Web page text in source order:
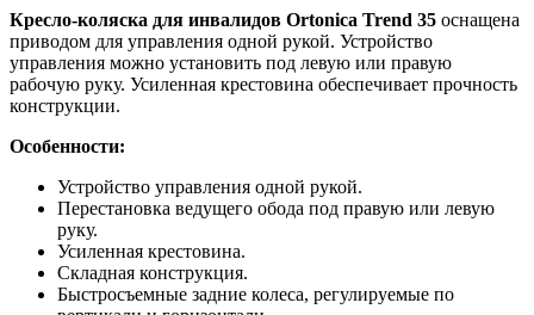
Кресло-коляска для инвалидов Ortonica Trend 35 оснащена
приводом для управления одной рукой. Устройство
управления можно установить под левую или правую
рабочую руку. Усиленная крестовина обеспечивает прочность
конструкции.
Особенности:
Устройство управления одной рукой.
Перестановка ведущего обода под правую или левую
руку.
Усиленная крестовина.
Складная конструкция.
Быстросъемные задние колеса, регулируемые по